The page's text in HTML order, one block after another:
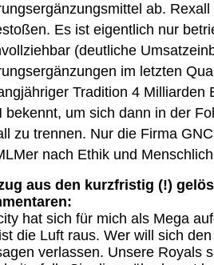
ab.
Es ist eigentlich nur
(deutliche
im letzten
Tradition 4 Milliarden
bekennt, um sich dann in der
zu trennen. Nur die Firma
nach Ethik und
aus den kurzfristig (!)
hat sich für mich als Mega
die Luft raus. Wer will sich
verlassen. Unsere Royals